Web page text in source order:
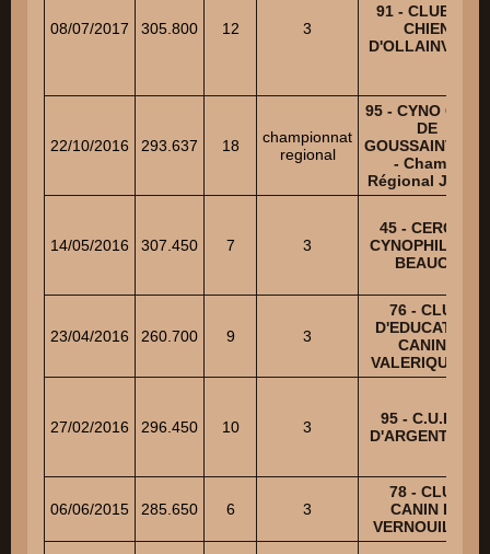
08/07/2017 305.800 12 3
91 - CLUB DU
CHIEN
D'OLLAINVILLE
22/10/2016 293.637 18
championnat
regional
95 - CYNO CLUB
DE
GOUSSAINVILLE
- Champ.
Régional Junior
14/05/2016 307.450 7 3
45 - CERCLE
CYNOPHILE DE
BEAUCE
23/04/2016 260.700 9 3
76 - CLUB
D'EDUCATION
CANINE
VALERIQUAISE
27/02/2016 296.450 10 3
95 - C.U.E.C.
D'ARGENTEUIL
06/06/2015 285.650 6 3
78 - CLUB
CANIN DE
VERNOUILLET